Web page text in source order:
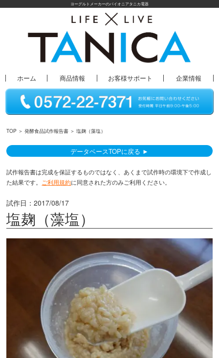
ヨーグルトメーカーのパイオニアタニカ電器
ホーム 商品情報 お客様サポート 企業情報
TOP ＞発酵食品試作報告書 ＞ 塩麹（藻塩）
データベースTOPに戻る ►
試作報告書は完成を保証するものではなく、あくまで試作時の環境下で作成し
た結果です。 ご利用規約に同意された方のみご利用ください。
試作日：2017/08/17
塩麹（藻塩）